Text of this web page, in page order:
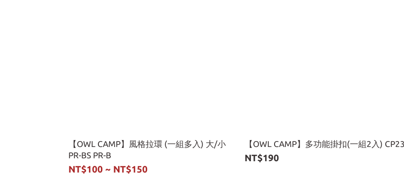
【OWL CAMP】風格拉環 (一組多入) 大/小
PR-BS PR-B
NT$100 ~ NT$150
【OWL CAMP】多功能掛扣(一組2入)
NT$190